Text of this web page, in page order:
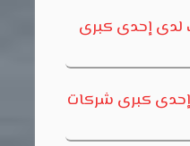
إحدى كبرى
كبرى شركات